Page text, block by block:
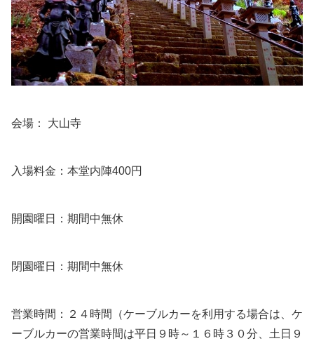
会場： 大山寺
入場料金：本堂内陣400円
開園曜日：期間中無休
閉園曜日：期間中無休
営業時間：２４時間（ケーブルカーを利用する場合は、ケ
ーブルカーの営業時間は平日９時～１６時３０分、土日９